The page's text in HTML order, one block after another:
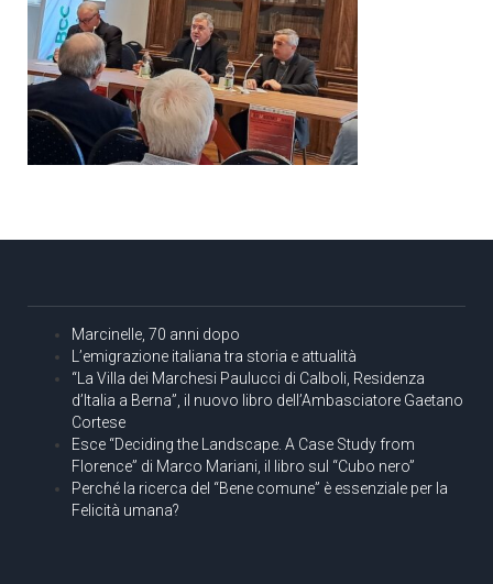
Marcinelle, 70 anni dopo
L’emigrazione italiana tra storia e attualità
“La Villa dei Marchesi Paulucci di Calboli, Residenza
d’Italia a Berna”, il nuovo libro dell’Ambasciatore Gaetano
Cortese
Esce “Deciding the Landscape. A Case Study from
Florence” di Marco Mariani, il libro sul “Cubo nero”
Perché la ricerca del “Bene comune” è essenziale per la
Felicità umana?